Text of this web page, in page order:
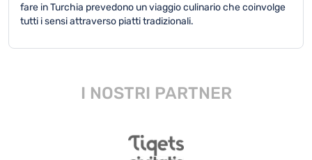
fare in Turchia prevedono un viaggio culinario che coinvolge
tutti i sensi attraverso piatti tradizionali.
I NOSTRI PARTNER